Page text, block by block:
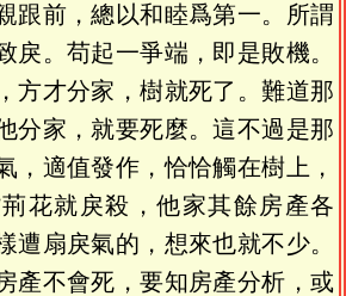
跟前，總以和睦爲第一。所謂
戾。苟起一爭端，即是敗機。
方才分家，樹就死了。難道那
分家，就要死麼。這不過是那
，適值發作，恰恰觸在樹上，
花就戾殺，他家其餘房產各
遭扇戾氣的，想來也就不少。
產不會死，要知房產分析，或